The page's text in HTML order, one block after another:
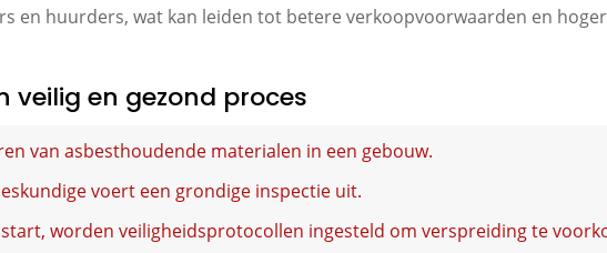
en huurders, wat kan leiden tot betere verkoopvoorwaarden en
veilig en gezond proces
van asbesthoudende materialen in een gebouw.
voert een grondige inspectie uit.
worden veiligheidsprotocollen ingesteld om verspreiding te